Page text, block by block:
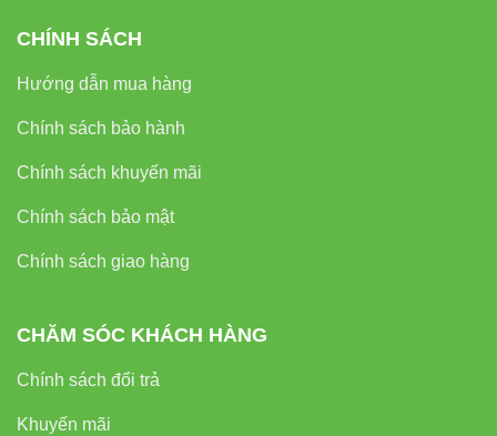
CHÍNH SÁCH
Hướng dẫn mua hàng
Chính sách bảo hành
Chính sách khuyến mãi
Chính sách bảo mật
Chính sách giao hàng
CHĂM SÓC KHÁCH HÀNG
Chính sách đổi trả
Khuyến mãi